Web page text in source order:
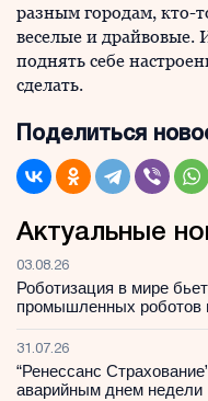
разным городам, кто-
веселые и
поднять себе
сделать.
Поделиться
Актуальные
03.08.26
Роботизация в мире
промышленных роботов
31.07.26
“Ренессанс
аварийным днем недели